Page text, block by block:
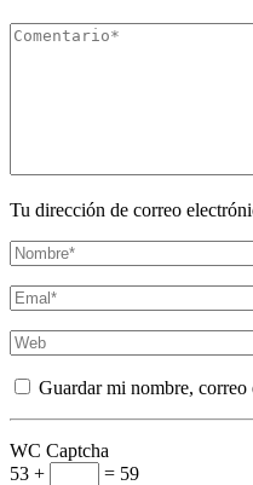
Tu dirección de correo
Guardar mi nombre,
WC Captcha
53 +
= 59